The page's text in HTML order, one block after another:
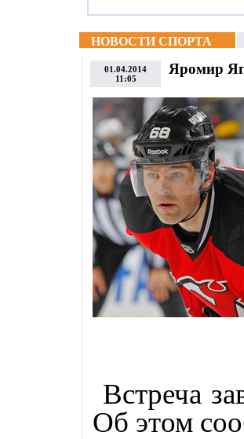
НОВОСТИ СПОРТА
01.04.2014
11:05
Яромир
Встреча
Об этом